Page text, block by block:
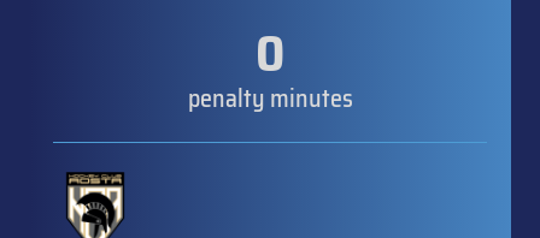
0
penalty minutes